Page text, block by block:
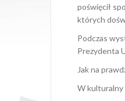
poświęcił
których
Podczas
Prezydenta
Jak na
W kulturalny